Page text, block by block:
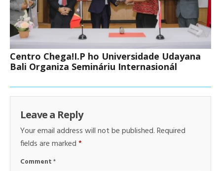
Centro Chega!I.P ho Universidade Udayana
Bali Organiza Semináriu Internasionál
Leave a Reply
Your email address will not be published.Required
fields are marked*
Comment*